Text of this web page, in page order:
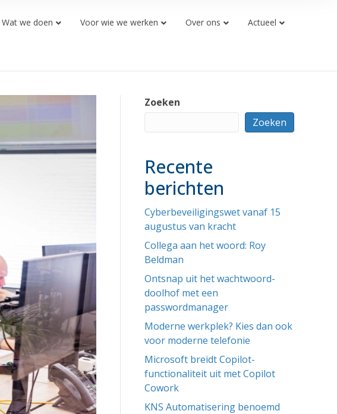
Wat we doen Voor wie we werken Over ons Actueel
Zoeken
Zoeken
Recente
berichten
Cyberbeveiligingswet vanaf 15
augustus van kracht
Collega aan het woord: Roy
Beldman
Ontsnap uit het wachtwoord-
doolhof met een
passwordmanager
Moderne werkplek? Kies dan ook
voor moderne telefonie
Microsoft breidt Copilot-
functionaliteit uit met Copilot
Cowork
KNS Automatisering benoemd